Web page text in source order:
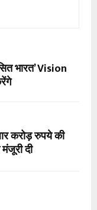
भारत’ Vision
करोड़ रुपये की
दी